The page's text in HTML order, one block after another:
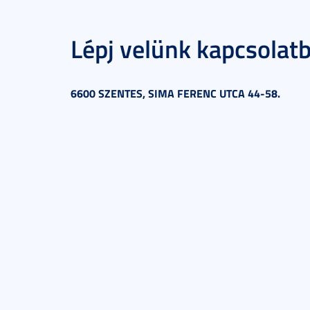
Lépj velünk
6600 SZENTES, SIMA FERENC UTCA 44-58.